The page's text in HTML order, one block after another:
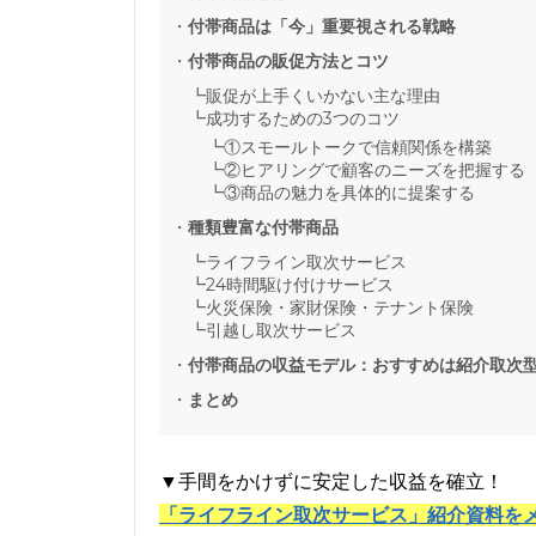
・ 付帯商品は「今」重要視される戦略
・ 付帯商品の販促方法とコツ
┗販促が上手くいかない主な理由
┗成功するための3つのコツ
┗①スモールトークで信頼関係を構築
┗②ヒアリングで顧客のニーズを把握する
┗③商品の魅力を具体的に提案する
・ 種類豊富な付帯商品
┗ライフライン取次サービス
┗24時間駆け付けサービス
┗火災保険・家財保険・テナント保険
┗引越し取次サービス
・ 付帯商品の収益モデル：おすすめは紹介取次
・ まとめ
▼手間をかけずに安定した収益を確立！
「ライフライン取次サービス」紹介資料を